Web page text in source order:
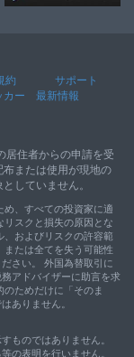
約
サポート
カー 最新情報
居住者からの申請を受
または使用が現地の
していません。
め、すべての投資家に適
リスクと損失の原因とな
、およびリスクの許容範
または全てを失う可能性
さい。 外国為替取引に
アドバイザーに助言を求
ためだけに「そのま
ありません。
ものではありません。
の表明を行いません。